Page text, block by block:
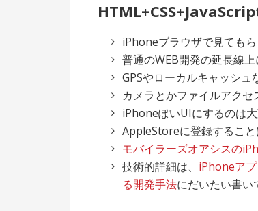
iPhoneブラウザで見てもら
普通のWEB開発の延長線
GPSやローカルキャッシ
カメラとかファイルアクセ
iPhoneぽいUIにするのは
AppleStoreに登録するこ
モバイラーズオアシスの
技術的詳細は、 iPhoneア
る開発手法にだいたい書い